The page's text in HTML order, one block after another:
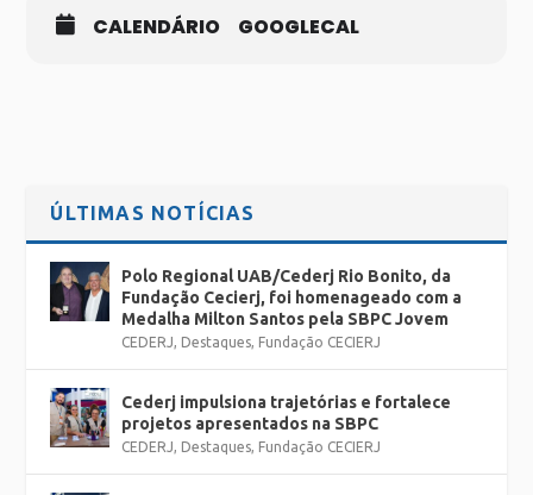
CALENDÁRIO GOOGLECAL
ÚLTIMAS NOTÍCIAS
Polo Regional UAB/Cederj Rio Bonito, da
Fundação Cecierj, foi homenageado com a
Medalha Milton Santos pela SBPC Jovem
CEDERJ, Destaques, Fundação CECIERJ
Cederj impulsiona trajetórias e fortalece
projetos apresentados na SBPC
CEDERJ, Destaques, Fundação CECIERJ